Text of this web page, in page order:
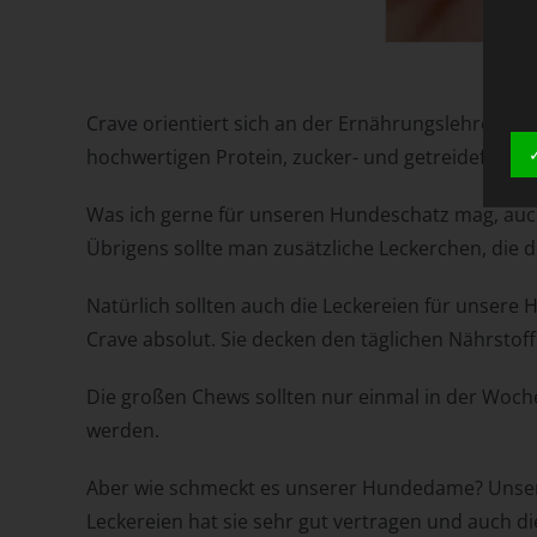
Crave orientiert sich an der Ernährungslehre
hochwertigen Protein, zucker- und getreidefrei
Was ich gerne für unseren Hundeschatz mag,
Übrigens sollte man zusätzliche Leckerchen,
Natürlich sollten auch die Leckereien für unsere
Crave absolut. Sie decken den täglichen
Die großen Chews sollten nur einmal in der
werden.
Aber wie schmeckt es unserer Hundedame?
Leckereien hat sie sehr gut vertragen und auch